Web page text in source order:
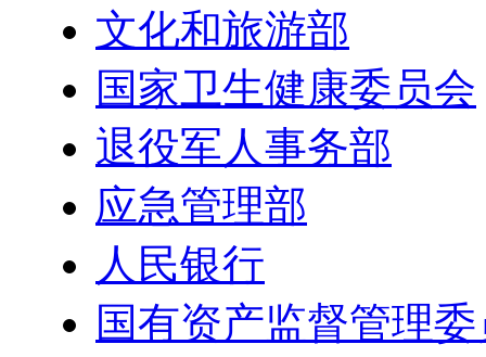
文化和旅游部
国家卫生健康委员会
退役军人事务部
应急管理部
人民银行
国有资产监督管理